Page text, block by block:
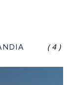
(4)